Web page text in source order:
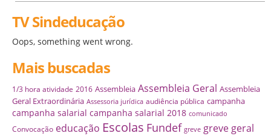
TV Sindeducação
Oops, something went wrong.
Mais buscadas
1/3 hora atividade 2016 Assembleia Assembleia Geral Assembleia
Geral Extraordinária Assessoria jurídica audiência pública campanha
campanha salarial campanha salarial 2018 comunicado
Convocação educação Escolas Fundef greve greve geral